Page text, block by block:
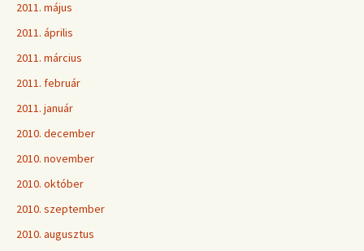
2011. május
2011. április
2011. március
2011. február
2011. január
2010. december
2010. november
2010. október
2010. szeptember
2010. augusztus